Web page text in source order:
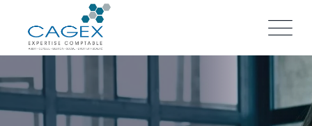
content